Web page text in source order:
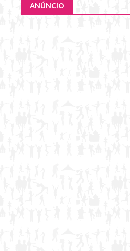
ANÚNCIO